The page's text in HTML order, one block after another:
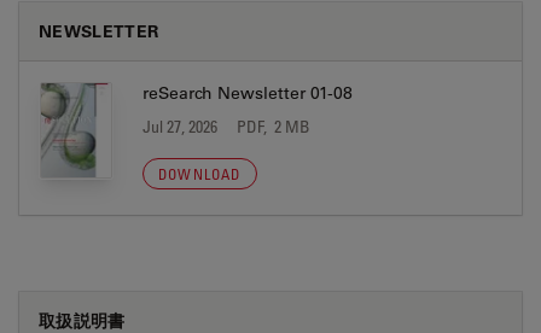
NEWSLETTER
reSearch Newsletter 01-08
Jul 27, 2026 PDF, 2 MB
DOWNLOAD
取扱説明書